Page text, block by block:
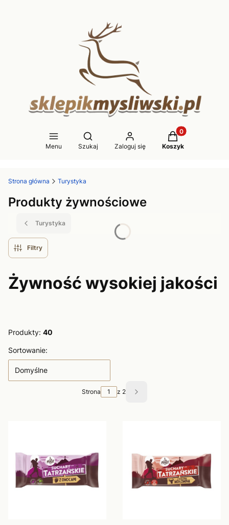
Menu
Otwórz wyszukiwarkę
Szukaj Zaloguj się
Produkty w
Koszyk
Strona główna Turystyka
Produkty żywnościowe
Turystyka
Filtry
Żywność wysokiej jakości
Produkty: 40
Lista produktów
Sortowanie:
Domyślne
Strona z 2 Następne produkty